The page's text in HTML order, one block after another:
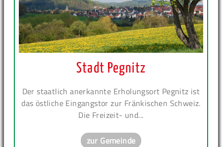
Stadt Pegnitz
Der staatlich anerkannte Erholungsort Pegnitz ist
das östliche Eingangstor zur Fränkischen Schweiz.
Die Freizeit- und...
zur Gemeinde